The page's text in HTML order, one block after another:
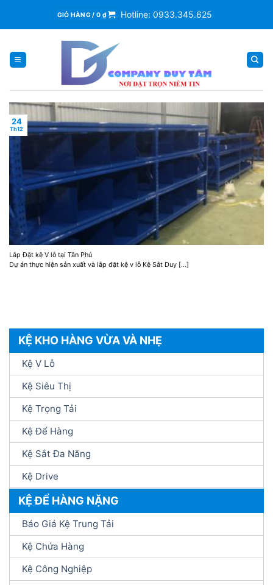
content
GIỎ HÀNG / 0 ₫ Hotline: 0933.345.625
Lắp Đặt kệ V lỗ tại Tân Phú
Dự án thực hiện sản xuất và lắp đặt kệ v lỗ Kệ Sắt Duy [...]
24
Th12
KỆ KHO HÀNG VỪA VÀ NHẸ
Kệ V Lỗ
Kệ Siêu Thị
Kệ Trọng Tải
Kệ Để Hàng
Kệ Sắt Đa Năng
Kệ Drive
KỆ ĐỂ HÀNG NẶNG
Báo Giá Kệ Trung Tải
Kệ Chứa Hàng
Kệ Công Nghiệp